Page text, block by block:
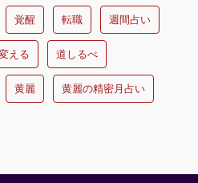
覚醒 転職 週間占い
える 道しるべ
黄麗 黄麗の精密月占い